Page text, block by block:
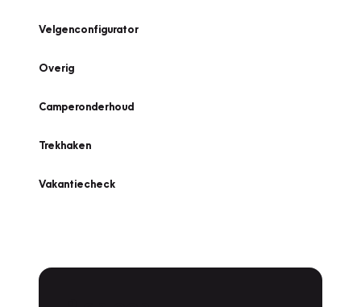
Velgenconfigurator
Overig
Camperonderhoud
Trekhaken
Vakantiecheck